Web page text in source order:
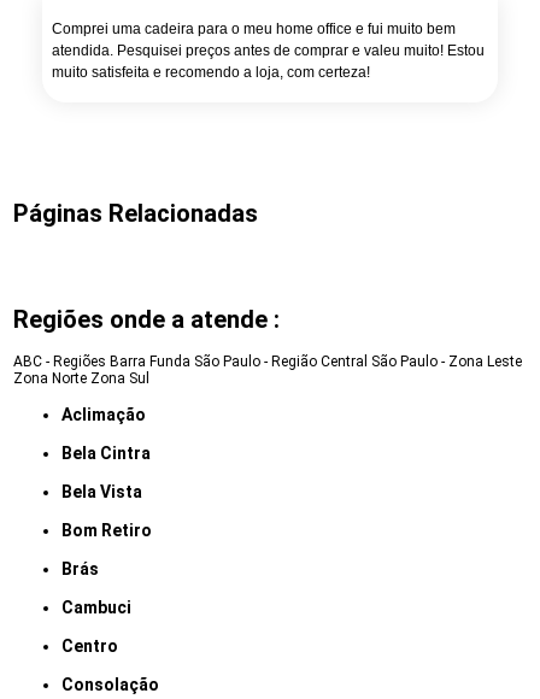
Comprei uma cadeira para o meu home office e fui muito bem
atendida. Pesquisei preços antes de comprar e valeu muito! Estou
muito satisfeita e recomendo a loja, com certeza!
Páginas Relacionadas
Regiões onde a atende :
ABC - Regiões Barra Funda São Paulo - Região Central São Paulo - Zona Leste
Zona Norte Zona Sul
Aclimação
Bela Cintra
Bela Vista
Bom Retiro
Brás
Cambuci
Centro
Consolação